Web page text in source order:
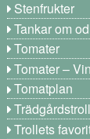
Stenfrukter
Tankar om
Tomater
Tomater –
Tomatplan
Trollets